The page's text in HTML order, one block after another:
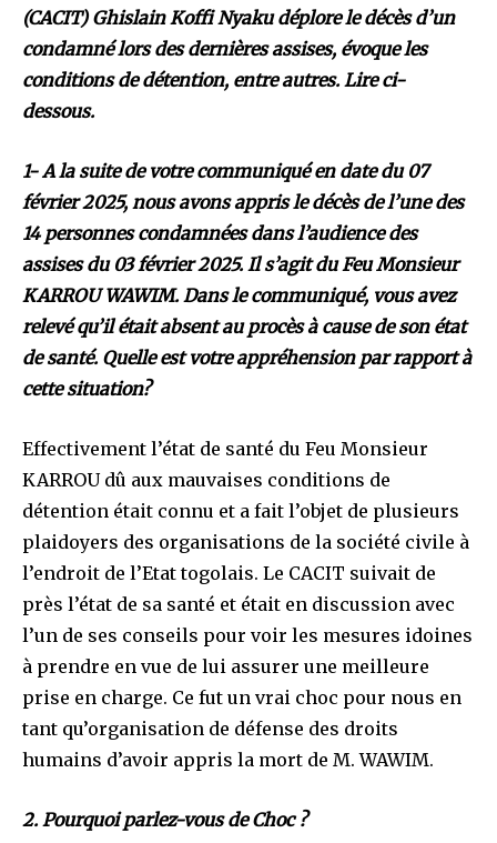
(CACIT) Ghislain Koffi Nyaku déplore le décès d’un
condamné lors des dernières assises, évoque les
conditions de détention, entre autres. Lire ci-
dessous.
1- A la suite de votre communiqué en date du 07
février 2025, nous avons appris le décès de l’une des
14 personnes condamnées dans l’audience des
assises du 03 février 2025. Il s’agit du Feu Monsieur
KARROU WAWIM. Dans le communiqué, vous avez
relevé qu’il était absent au procès à cause de son état
de santé. Quelle est votre appréhension par rapport à
cette situation?
Effectivement l’état de santé du Feu Monsieur
KARROU dû aux mauvaises conditions de
détention était connu et a fait l’objet de plusieurs
plaidoyers des organisations de la société civile à
l’endroit de l’Etat togolais. Le CACIT suivait de
près l’état de sa santé et était en discussion avec
l’un de ses conseils pour voir les mesures idoines
à prendre en vue de lui assurer une meilleure
prise en charge. Ce fut un vrai choc pour nous en
tant qu’organisation de défense des droits
humains d’avoir appris la mort de M. WAWIM.
2. Pourquoi parlez-vous de Choc ?